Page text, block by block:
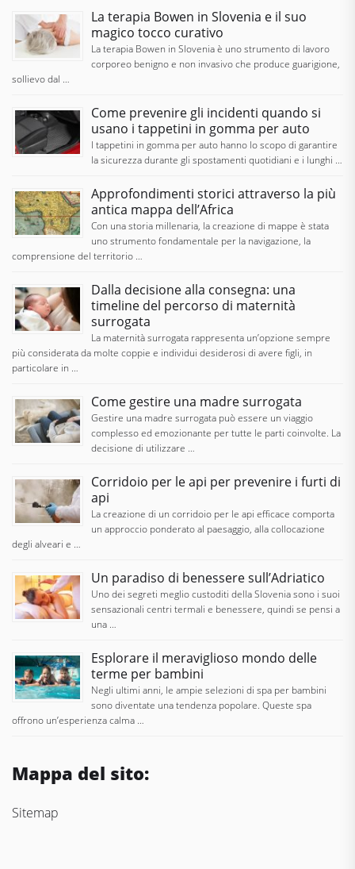
La terapia Bowen in Slovenia e il suo
magico tocco curativo
La terapia Bowen in Slovenia è uno strumento di lavoro
corporeo benigno e non invasivo che produce guarigione,
sollievo dal …
Come prevenire gli incidenti quando si
usano i tappetini in gomma per auto
I tappetini in gomma per auto hanno lo scopo di garantire
la sicurezza durante gli spostamenti quotidiani e i lunghi …
Approfondimenti storici attraverso la più
antica mappa dell’Africa
Con una storia millenaria, la creazione di mappe è stata
uno strumento fondamentale per la navigazione, la
comprensione del territorio …
Dalla decisione alla consegna: una
timeline del percorso di maternità
surrogata
La maternità surrogata rappresenta un’opzione sempre
più considerata da molte coppie e individui desiderosi di avere figli, in
particolare in …
Come gestire una madre surrogata
Gestire una madre surrogata può essere un viaggio
complesso ed emozionante per tutte le parti coinvolte. La
decisione di utilizzare …
Corridoio per le api per prevenire i furti di
api
La creazione di un corridoio per le api efficace comporta
un approccio ponderato al paesaggio, alla collocazione
degli alveari e …
Un paradiso di benessere sull’Adriatico
Uno dei segreti meglio custoditi della Slovenia sono i suoi
sensazionali centri termali e benessere, quindi se pensi a
una …
Esplorare il meraviglioso mondo delle
terme per bambini
Negli ultimi anni, le ampie selezioni di spa per bambini
sono diventate una tendenza popolare. Queste spa
offrono un’esperienza calma …
Mappa del sito:
Sitemap